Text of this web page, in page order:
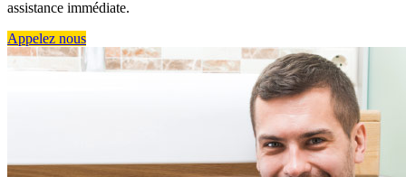
assistance immédiate.
Appelez nous